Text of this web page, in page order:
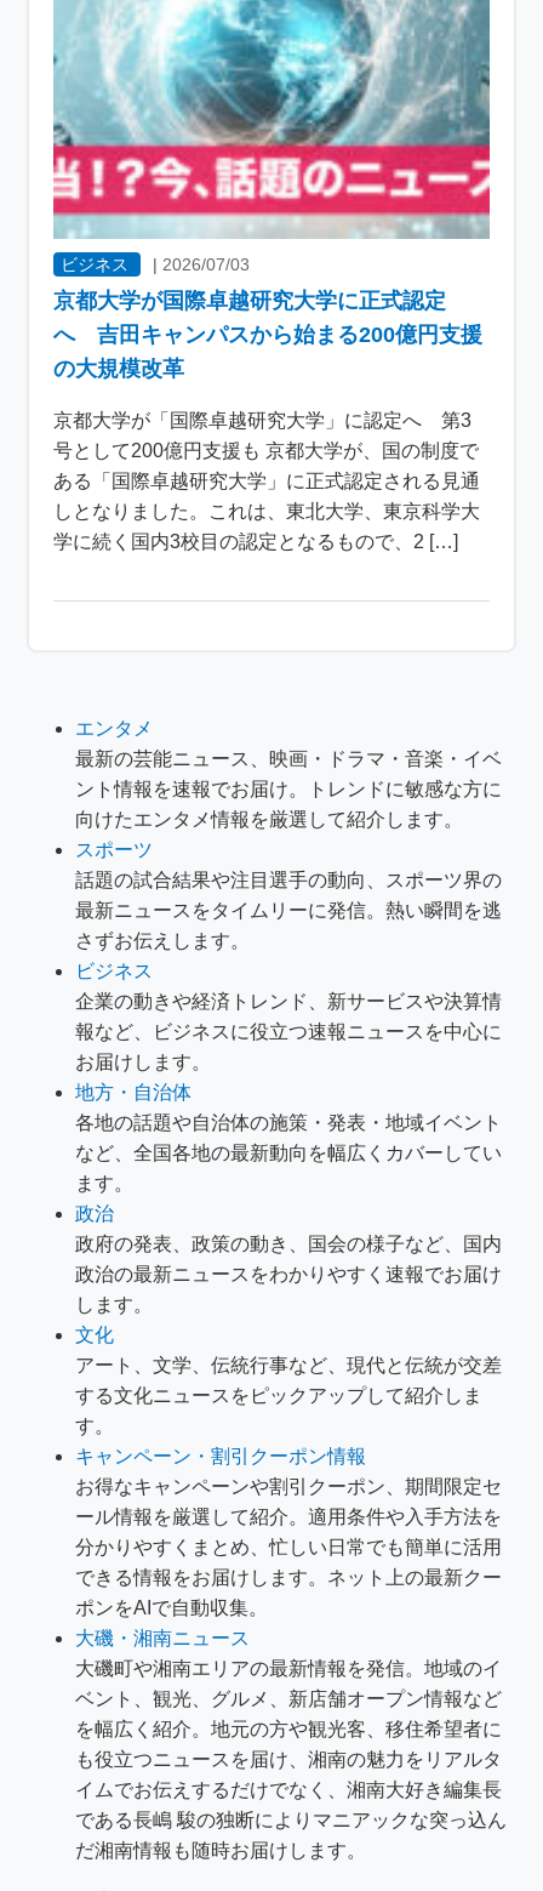
ビジネス |2026/07/03
京都大学が国際卓越研究大学に正式認定
へ 吉田キャンパスから始まる200億円支援
の大規模改革
京都大学が「国際卓越研究大学」に認定へ 第3
号として200億円支援も 京都大学が、国の制度で
ある「国際卓越研究大学」に正式認定される見通
しとなりました。これは、東北大学、東京科学大
学に続く国内3校目の認定となるもので、2 […]
エンタメ
最新の芸能ニュース、映画・ドラマ・音楽・イベ
ント情報を速報でお届け。トレンドに敏感な方に
向けたエンタメ情報を厳選して紹介します。
スポーツ
話題の試合結果や注目選手の動向、スポーツ界の
最新ニュースをタイムリーに発信。熱い瞬間を逃
さずお伝えします。
ビジネス
企業の動きや経済トレンド、新サービスや決算情
報など、ビジネスに役立つ速報ニュースを中心に
お届けします。
地方・自治体
各地の話題や自治体の施策・発表・地域イベント
など、全国各地の最新動向を幅広くカバーしてい
ます。
政治
政府の発表、政策の動き、国会の様子など、国内
政治の最新ニュースをわかりやすく速報でお届け
します。
文化
アート、文学、伝統行事など、現代と伝統が交差
する文化ニュースをピックアップして紹介しま
す。
キャンペーン・割引クーポン情報
お得なキャンペーンや割引クーポン、期間限定セ
ール情報を厳選して紹介。適用条件や入手方法を
分かりやすくまとめ、忙しい日常でも簡単に活用
できる情報をお届けします。ネット上の最新クー
ポンをAIで自動収集。
大磯・湘南ニュース
大磯町や湘南エリアの最新情報を発信。地域のイ
ベント、観光、グルメ、新店舗オープン情報など
を幅広く紹介。地元の方や観光客、移住希望者に
も役立つニュースを届け、湘南の魅力をリアルタ
イムでお伝えするだけでなく、湘南大好き編集長
である長嶋 駿の独断によりマニアックな突っ込ん
だ湘南情報も随時お届けします。